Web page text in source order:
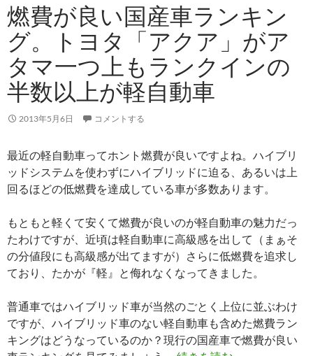
燃費が良い国産車ランキン
グ。トヨタ「アクア」がア
タマ一つ上もランクインの
半数以上が軽自動車
2013年5月6日 コメントする
最近の軽自動車ってホント燃費が良いですよね。ハイブリ
ッドシステムを使わずにハイブリッドに迫る、あるいは上
回るほどの低燃費を達成している車が多数あります。
もともと軽くて安くて燃費が良いのが軽自動車の魅力だっ
たわけですが、近頃は軽自動車に高級感を出して（まぁそ
の分値段にも高級感が出てますが）さらに低燃費を追求し
ており、たかが『軽』と侮れなくなってきました。
普通車ではハイブリッド車が当然のごとく上位に並ぶわけ
ですが、ハイブリッド車のない軽自動車も含めた燃費ラン
キングはどうなっているのか？現行の国産車で燃費が良い